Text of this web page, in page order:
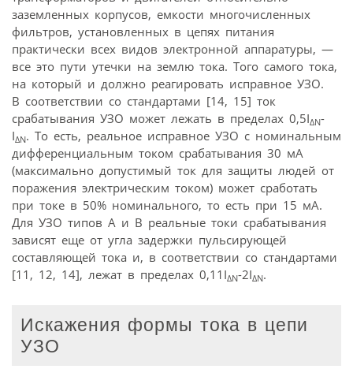
заземленных корпусов, емкости многочисленных
фильтров, установленных в цепях питания
практически всех видов электронной аппаратуры, —
все это пути утечки на землю тока. Того самого тока,
на который и должно реагировать исправное УЗО.
В соответствии со стандартами [14, 15] ток
срабатывания УЗО может лежать в пределах 0,5IΔN-
IΔN. То есть, реальное исправное УЗО с номинальным
дифференциальным током срабатывания 30 мА
(максимально допустимый ток для защиты людей от
поражения электрическим током) может сработать
при токе в 50% номинального, то есть при 15 мА.
Для УЗО типов А и В реальные токи срабатывания
зависят еще от угла задержки пульсирующей
составляющей тока и, в соответствии со стандартами
[11, 12, 14], лежат в пределах 0,11ΙΔN-2ΙΔN.
Искажения формы тока в цепи
УЗО